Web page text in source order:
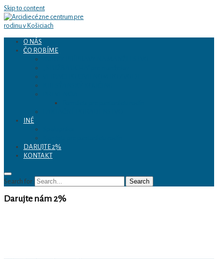
Skip to content
Arcidiecézne centrum
pre rodinu v Košiciach
O NÁS
ČO ROBÍME
INÉ
DARUJTE 2%
KONTAKT
Search for: Search
Darujte nám 2%